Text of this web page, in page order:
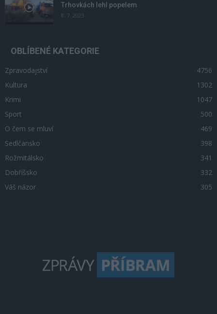
Trhovkách lehl popelem
8. 7. 2023
OBLÍBENÉ KATEGORIE
Zpravodajství
4756
Kultura
1302
Krimi
1047
Sport
500
O čem se mluví
469
Sedlčansko
398
Rožmitálsko
341
Dobříšsko
332
Váš názor
305